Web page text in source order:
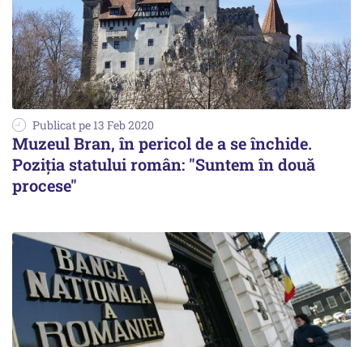
Publicat pe 13 Feb 2020
Muzeul Bran, în pericol de a se închide.
Poziția statului român: "Suntem în două
procese"